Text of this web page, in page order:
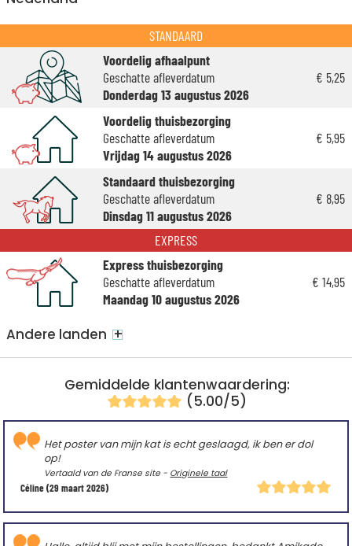
Gemiddelde klantenwaardering:
(5.00/5)
Céline(29 maart 2026)
Het poster van mijn kat is echt geslaagd, ik ben er dol
op!
Vertaald van de Franse site - Originele taal
STANDAARD
Voordelig afhaalpunt
Geschatte afleverdatum
Donderdag 13 augustus 2026
€ 5,25
Voordelig thuisbezorging
Geschatte afleverdatum
Vrijdag 14 augustus 2026
€ 5,95
Standaard thuisbezorging
Geschatte afleverdatum
Dinsdag 11 augustus 2026
€ 8,95
EXPRESS
Express thuisbezorging
Geschatte afleverdatum
Maandag 10 augustus 2026
€ 14,95
Andere landen +